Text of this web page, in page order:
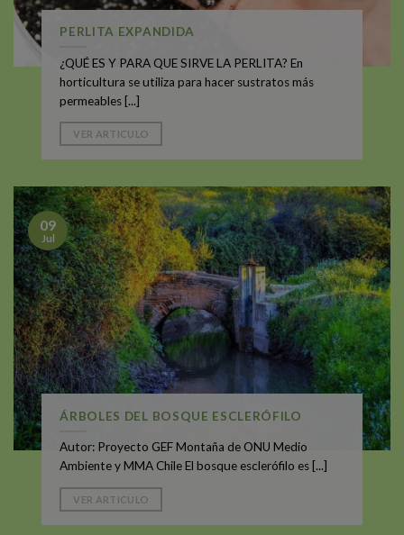
PERLITA EXPANDIDA
¿QUÉ ES Y PARA QUE SIRVE LA PERLITA? En
horticultura se utiliza para hacer sustratos más
permeables [...]
VER ARTICULO
ÁRBOLES DEL BOSQUE ESCLERÓFILO
Autor: Proyecto GEF Montaña de ONU Medio
Ambiente y MMA Chile El bosque esclerófilo es [...]
VER ARTICULO
09
Jul